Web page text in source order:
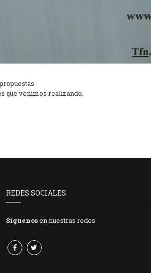
que venimos realizando.
REDES SOCIALES
Síguenosen nuestras redes